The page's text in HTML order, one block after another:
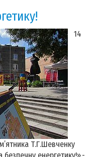
14
Т.Г.Шевченку
енергетику!»,-